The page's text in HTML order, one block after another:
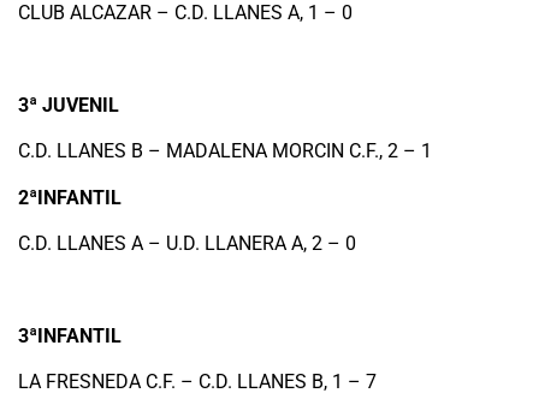
CLUB ALCAZAR – C.D. LLANES A, 1 – 0
3ª JUVENIL
C.D. LLANES B – MADALENA MORCIN C.F., 2 – 1
2ªINFANTIL
C.D. LLANES A – U.D. LLANERA A, 2 – 0
3ªINFANTIL
LA FRESNEDA C.F. – C.D. LLANES B, 1 – 7